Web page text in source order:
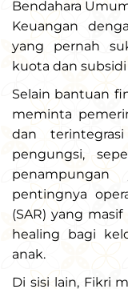
Bendahara
Keuangan
yang pernah
kuota dan subsidi
Selain bantuan
meminta
dan
pengungsi,
pentingnya
(SAR) yang
healing bagi
anak.
Di sisi lain, Fikri